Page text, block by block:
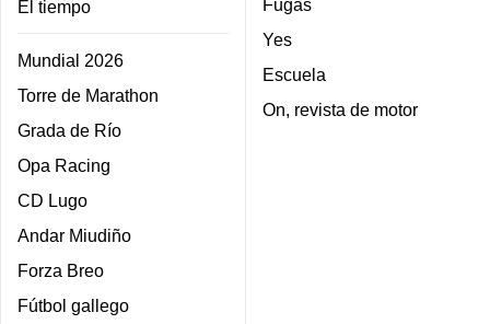
El tiempo
Mundial 2026
Torre de Marathon
Grada de Río
Opa Racing
CD Lugo
Andar Miudiño
Forza Breo
Fútbol gallego
Fugas
Yes
Escuela
On, revista de motor